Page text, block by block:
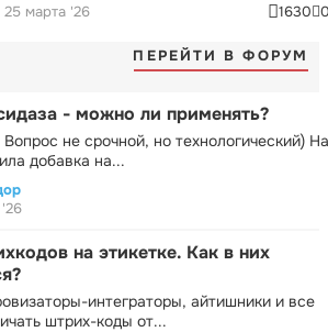
25 марта '26 1630
ПЕРЕЙТИ В ФОРУМ
- можно ли применять?
не срочной, но технологический) На
добавка на...
на этикетке. Как в них
интеграторы, айтишники и все
штрих-коды от...